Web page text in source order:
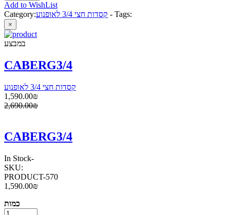
Add to WishList
Category:
קסדות חצי 3/4 לאופנוע - Tags:
×
במבצע
CABERG3/4
קסדות חצי 3/4 לאופנוע
1,590.00₪
2,690.00₪
CABERG3/4
In Stock-
SKU:
PRODUCT-570
1,590.00₪
כמות